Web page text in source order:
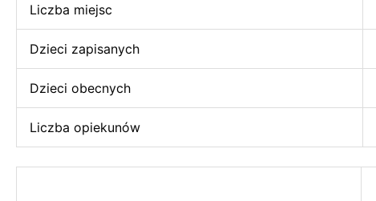
Liczba miejsc
Dzieci zapisanych
Dzieci obecnych
Liczba opiekunów